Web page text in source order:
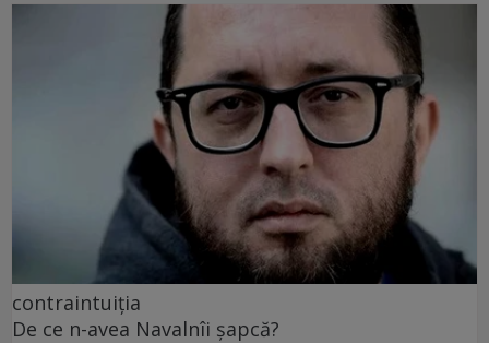
contraintuiția
De ce n-avea Navalnîi șapcă?